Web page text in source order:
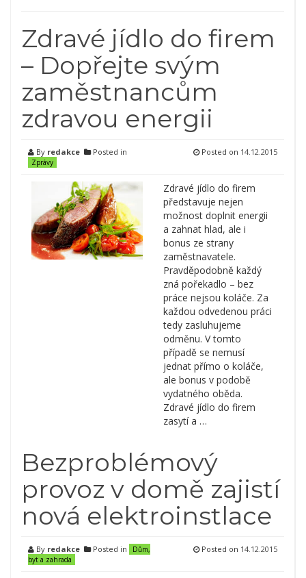
Zdravé jídlo do firem
– Dopřejte svým
zaměstnancům
zdravou energii
By redakce Posted in
Zprávy
Posted on 14.12.2015
Zdravé jídlo do firem
představuje nejen
možnost doplnit energii
a zahnat hlad, ale i
bonus ze strany
zaměstnavatele.
Pravděpodobně každý
zná pořekadlo – bez
práce nejsou koláče. Za
každou odvedenou práci
tedy zasluhujeme
odměnu. V tomto
případě se nemusí
jednat přímo o koláče,
ale bonus v podobě
vydatného oběda.
Zdravé jídlo do firem
zasytí a …
Bezproblémový
provoz v domě zajistí
nová elektroinstlace
By redakce Posted in
Dům,
byt a zahrada
Posted on 14.12.2015